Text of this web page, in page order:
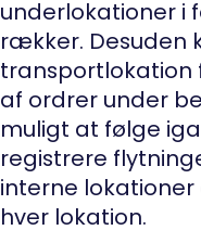
underlokationer i
rækker. Desuden
transportlokation
af ordrer under
muligt at følge
registrere
interne
hver lokation.